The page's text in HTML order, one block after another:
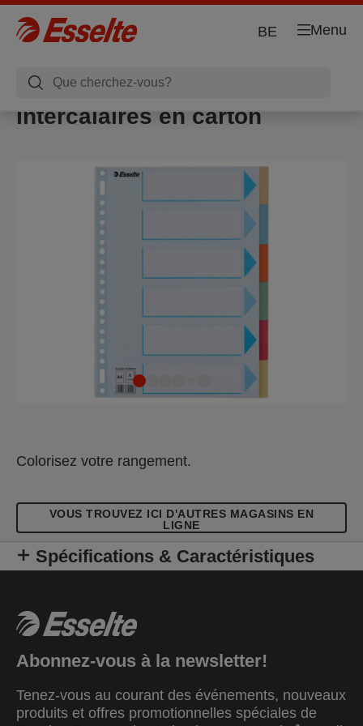
Menu
BE
Intercalaires en carton
Colorisez votre rangement.
VOUS TROUVEZ ICI D'AUTRES MAGASINS EN
LIGNE
Spécifications & Caractéristiques
Abonnez-vous à la newsletter!
Tenez-vous au courant des événements, nouveaux
produits et offres promotionnelles spéciales de